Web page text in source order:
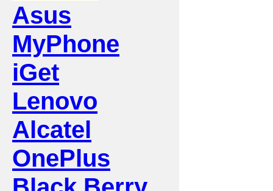
Asus
MyPhone
iGet
Lenovo
Alcatel
OnePlus